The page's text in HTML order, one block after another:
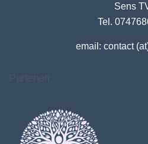
Sens
Tel.
email: contact